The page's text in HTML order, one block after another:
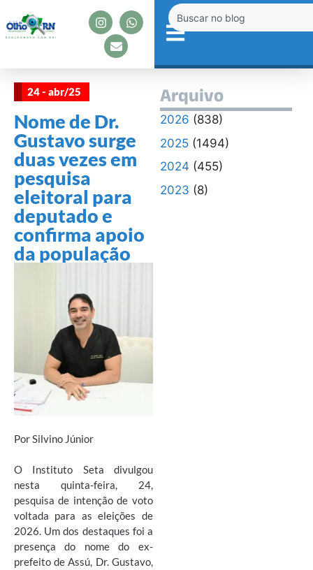
24 - abr/25
Nome de Dr.
Gustavo surge
duas vezes em
pesquisa
eleitoral para
deputado e
confirma apoio
da população
Por Silvino Júnior
O Instituto Seta divulgou
nesta quinta-feira, 24,
pesquisa de intenção de voto
voltada para as eleições de
2026. Um dos destaques foi a
presença do nome do ex-
prefeito de Assú, Dr. Gustavo,
Arquivo
2026 (838)
2025(1494)
2024 (455)
2023 (8)